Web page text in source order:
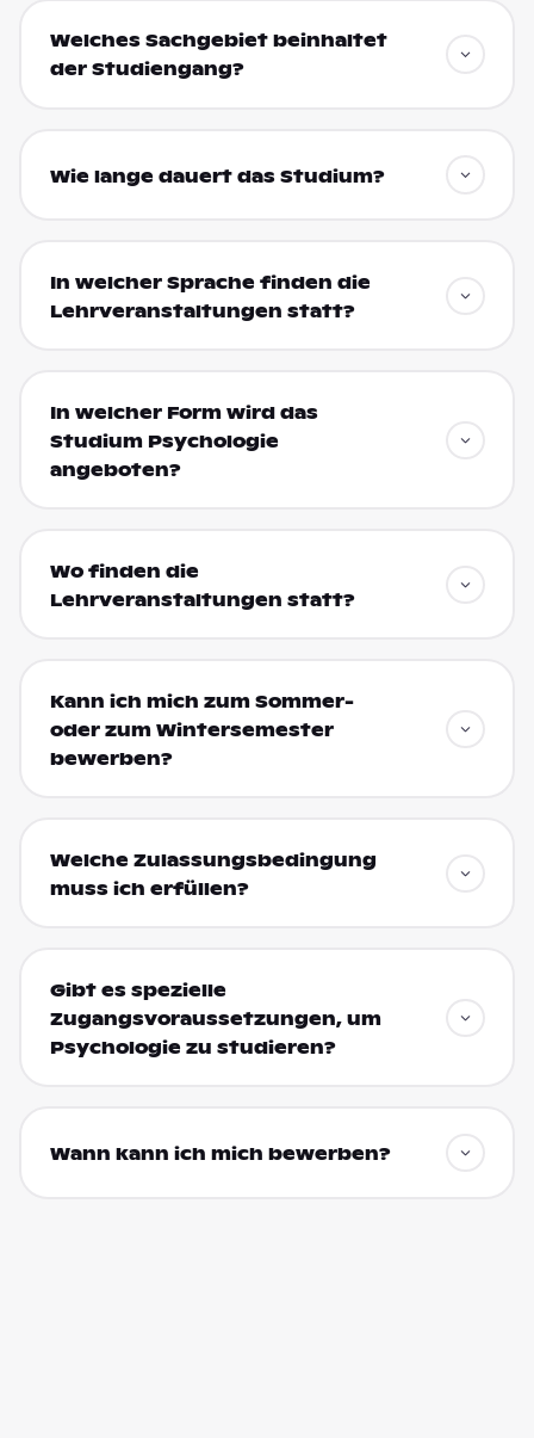
Welches Sachgebiet beinhaltet
der Studiengang?
Wie lange dauert das Studium?
In welcher Sprache finden die
Lehrveranstaltungen statt?
In welcher Form wird das
Studium Psychologie
angeboten?
Wo finden die
Lehrveranstaltungen statt?
Kann ich mich zum Sommer-
oder zum Wintersemester
bewerben?
Welche Zulassungsbedingung
muss ich erfüllen?
Gibt es spezielle
Zugangsvoraussetzungen, um
Psychologie zu studieren?
Wann kann ich mich bewerben?